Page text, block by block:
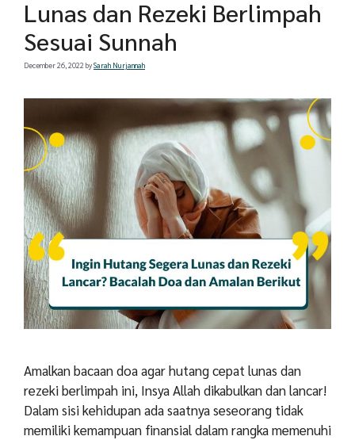
Lunas dan Rezeki Berlimpah
Sesuai Sunnah
December 26, 2022 bySarah Nurjannah
Amalkan bacaan doa agar hutang cepat lunas dan
rezeki berlimpah ini, Insya Allah dikabulkan dan lancar!
Dalam sisi kehidupan ada saatnya seseorang tidak
memiliki kemampuan finansial dalam rangka memenuhi